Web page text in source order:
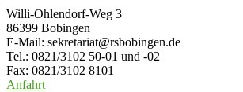
Willi-Ohlendorf-Weg 3
86399 Bobingen
E-Mail: sekretariat@rsbobingen.de
Tel.: 0821/3102 50-01 und -02
Fax: 0821/3102 8101
Anfahrt